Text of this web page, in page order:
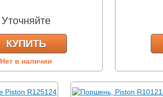
Уточняйте
КУПИТЬ
Нет в наличии